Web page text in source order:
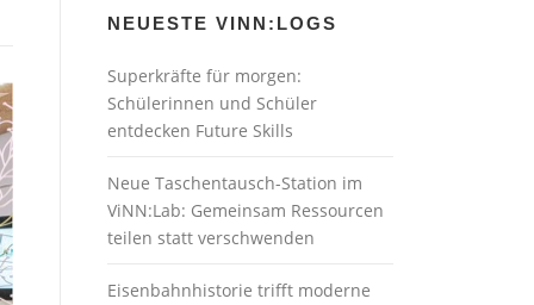
NEUESTE VINN:LOGS
Superkräfte für morgen:
Schülerinnen und Schüler
entdecken Future Skills
Neue Taschentausch-Station im
ViNN:Lab: Gemeinsam Ressourcen
teilen statt verschwenden
Eisenbahnhistorie trifft moderne